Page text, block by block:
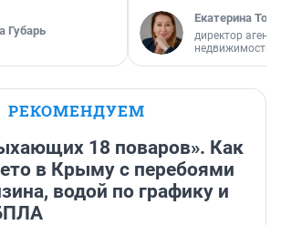
Губарь
Екатерина
директор
недвижимости
РЕКОМЕНДУЕМ
18 поваров». Как
в Крыму с перебоями
водой по графику и